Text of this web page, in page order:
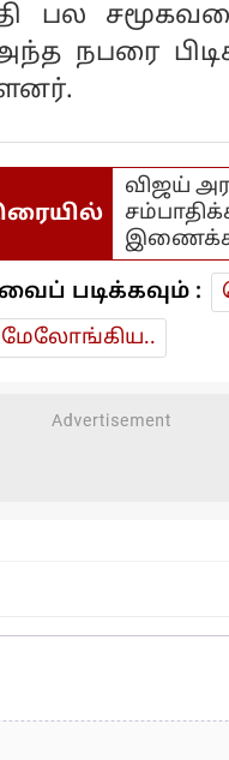
பல
அந்த நபரை
விஜய்
படிக்கவும் :
மேலோங்கிய..